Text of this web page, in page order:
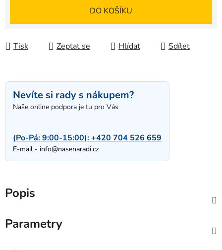
DO KOŠÍKU
Tisk Zeptat se Hlídat Sdílet
Nevíte si rady s nákupem?
Naše online podpora je tu pro Vás
(Po-Pá: 9:00-15:00):+420 704 526 659
E-mail - info@nasenaradi.cz
Popis
Parametry